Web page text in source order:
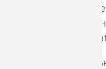
спортивного
Алексея
компании
Основной